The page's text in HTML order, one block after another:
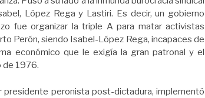
López Rega y Lastiri. Es decir, un gobierno
fue organizar la triple A para matar activistas
Perón, siendo Isabel-López Rega, incapaces de
económico que le exigía la gran patronal y el
de 1976.
presidente peronista post-dictadura, implementó